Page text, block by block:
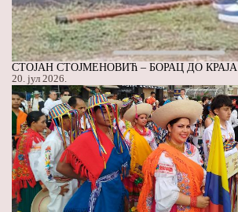
СТОЈАН СТОЈМЕНОВИЋ – БОРАЦ ДО КРАЈА
20. јул 2026.